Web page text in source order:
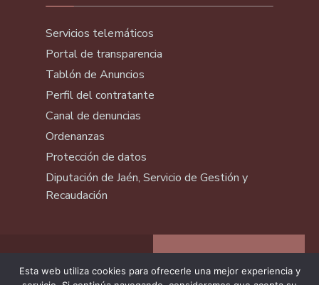
Servicios telemáticos
Portal de transparencia
Tablón de Anuncios
Perfil del contratante
Canal de denuncias
Ordenanzas
Protección de datos
Diputación de Jaén, Servicio de Gestión y
Recaudación
Esta web utiliza cookies para ofrecerle una mejor experiencia y